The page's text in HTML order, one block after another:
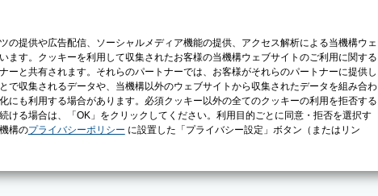
提供や広告配信、ソーシャルメディア機能の提供、アクセス解析による当機構ウェ
す。クッキーを利用して収集されたお客様の当機構ウェブサイトのご利用に関する
と共有されます。それらのパートナーでは、お客様がそれらのパートナーに提供し
収集されるデータや、当機構以外のウェブサイトから収集されたデータを組み合わ
も利用する場合があります。必須クッキー以外の全てのクッキーの利用を拒否する
る場合は、「OK」をクリックしてください。利用目的ごとに同意・拒否を選択す
構のプライバシーポリシー に設置した「プライバシー設定」ボタン（またはリン